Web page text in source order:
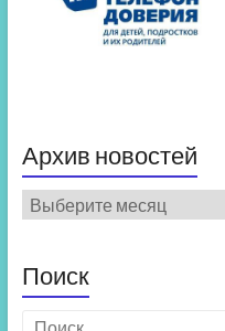
Архив новостей
Архив
новостей
Поиск